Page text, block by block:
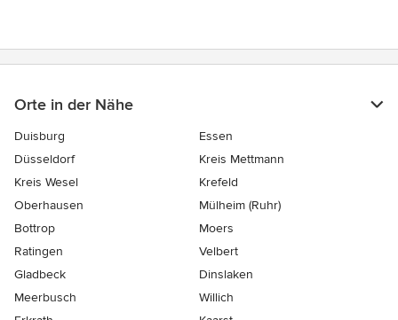
Orte in der Nähe
Duisburg
Essen
Düsseldorf
Kreis Mettmann
Kreis Wesel
Krefeld
Oberhausen
Mülheim (Ruhr)
Bottrop
Moers
Ratingen
Velbert
Gladbeck
Dinslaken
Meerbusch
Willich